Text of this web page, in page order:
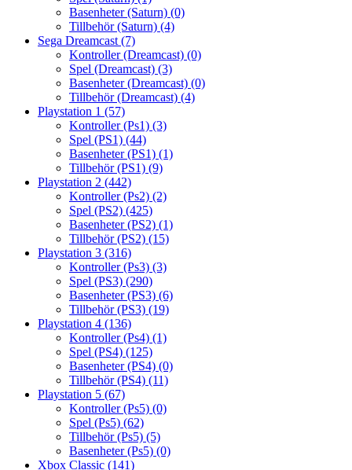
Basenheter (Saturn) (0)
Tillbehör (Saturn) (4)
Sega Dreamcast (7)
Kontroller (Dreamcast) (0)
Spel (Dreamcast) (3)
Basenheter (Dreamcast) (0)
Tillbehör (Dreamcast) (4)
Playstation 1 (57)
Kontroller (Ps1) (3)
Spel (PS1) (44)
Basenheter (PS1) (1)
Tillbehör (PS1) (9)
Playstation 2 (442)
Kontroller (Ps2) (2)
Spel (PS2) (425)
Basenheter (PS2) (1)
Tillbehör (PS2) (15)
Playstation 3 (316)
Kontroller (Ps3) (3)
Spel (PS3) (290)
Basenheter (PS3) (6)
Tillbehör (PS3) (19)
Playstation 4 (136)
Kontroller (Ps4) (1)
Spel (PS4) (125)
Basenheter (PS4) (0)
Tillbehör (PS4) (11)
Playstation 5 (67)
Kontroller (Ps5) (0)
Spel (Ps5) (62)
Tillbehör (Ps5) (5)
Basenheter (Ps5) (0)
Xbox Classic (141)